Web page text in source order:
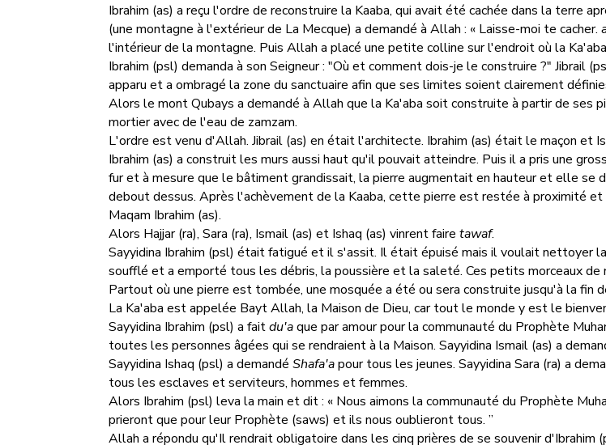
Ibrahim (as) a reçu l'ordre de reconstruire la Kaaba, qui avait été cachée dans la terre
(une montagne à l'extérieur de La Mecque) a demandé à Allah : « Laisse-moi te cacher.
l'intérieur de la montagne. Puis Allah a placé une petite colline sur l'endroit où la
Ibrahim (psl) demanda à son Seigneur : "Où et comment dois-je le construire ?" Jibrail
apparu et a ombragé la zone du sanctuaire afin que ses limites soient clairement
Alors le mont Qubays a demandé à Allah que la Ka'aba soit construite à partir de ses
mortier avec de l'eau de zamzam.
L'ordre est venu d'Allah. Jibrail (as) en était l'architecte. Ibrahim (as) était le maçon et
Ibrahim (as) a construit les murs aussi haut qu'il pouvait atteindre. Puis il a pris une
fur et à mesure que le bâtiment grandissait, la pierre augmentait en hauteur et elle se
debout dessus. Après l'achèvement de la Kaaba, cette pierre est restée à proximité
Maqam Ibrahim (as).
Alors Hajjar (ra), Sara (ra), Ismail (as) et Ishaq (as) vinrent fairetawaf.
Sayyidina Ibrahim (psl) était fatigué et il s'assit. Il était épuisé mais il voulait nettoyer
soufflé et a emporté tous les débris, la poussière et la saleté. Ces petits morceaux
Partout où une pierre est tombée, une mosquée a été ou sera construite jusqu'à la fin
La Ka'aba est appelée Bayt Allah, la Maison de Dieu, car tout le monde y est le
Sayyidina Ibrahim (psl) a faitdu'aque par amour pour la communauté du Prophète
toutes les personnes âgées qui se rendraient à la Maison. Sayyidina Ismail (as) a
Sayyidina Ishaq (psl) a demandéShafa'apour tous les jeunes. Sayyidina Sara (ra) a
tous les esclaves et serviteurs, hommes et femmes.
Alors Ibrahim (psl) leva la main et dit : « Nous aimons la communauté du Prophète
prieront que pour leur Prophète (saws) et ils nous oublieront tous. ”
Allah a répondu qu'Il rendrait obligatoire dans les cinq prières de se souvenir